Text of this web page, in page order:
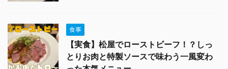
食事
【実食】松屋でローストビーフ！？しっ
とりお肉と特製ソースで味わう一風変わ